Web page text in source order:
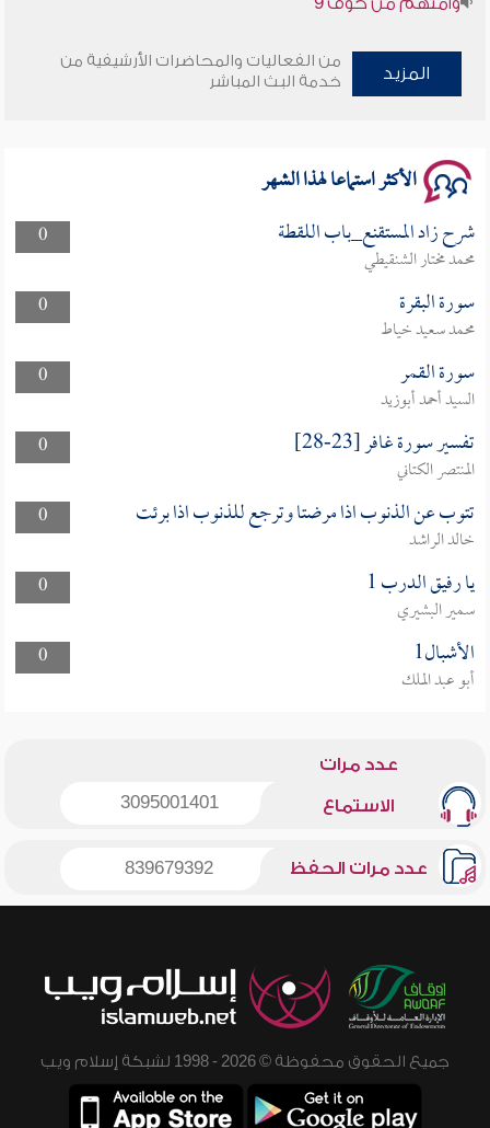
المزيد
من الفعاليات والمحاضرات الأرشيفية من
خدمة البث المباشر
الأكثر استماعا لهذا الشهر
0 شرح زاد المستقنع_باب اللقطة
محمد مختار الشنقيطي
0
سورة البقرة
محمد سعيد خياط
0
سورة القمر
السيد أحمد أبوزيد
0
تفسير سورة غافر [23-28]
المنتصر الكتاني
0
تتوب عن الذنوب اذا مرضتا وترجع للذنوب اذا برئت
خالد الراشد
0
يا رفيق الدرب 1
سمير البشيري
0
الأشبال1
أبو عبد الملك
عدد مرات
الاستماع 3095001401
عدد مرات الحفظ 839679392
جميع الحقوق محفوظة © 2026 - 1998 لشبكة إسلام ويب